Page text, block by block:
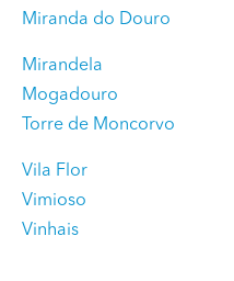
Miranda do Douro
Mirandela
Mogadouro
Torre de Moncorvo
Vila Flor
Vimioso
Vinhais